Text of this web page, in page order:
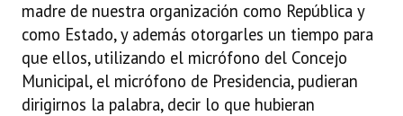
madre de nuestra organización como República y
como Estado, y además otorgarles un tiempo para
que ellos, utilizando el micrófono del Concejo
Municipal, el micrófono de Presidencia, pudieran
dirigirnos la palabra, decir lo que hubieran